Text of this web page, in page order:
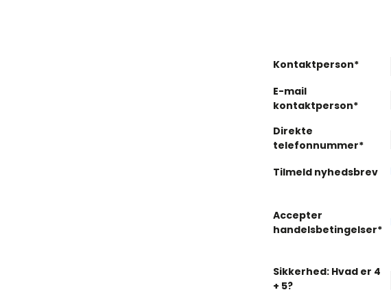
Kontaktperson*
E-mail
kontaktperson*
Direkte
telefonnummer*
Tilmeld nyhedsbrev
Accepter
handelsbetingelser*
Sikkerhed: Hvad er 4
+ 5?